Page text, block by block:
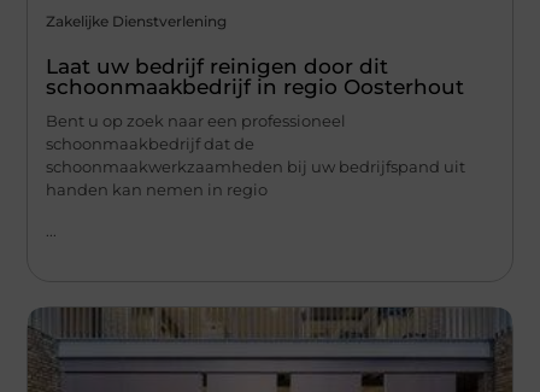
Zakelijke Dienstverlening
Laat uw bedrijf reinigen door dit
schoonmaakbedrijf in regio Oosterhout
Bent u op zoek naar een professioneel
schoonmaakbedrijf dat de
schoonmaakwerkzaamheden bij uw bedrijfspand uit
handen kan nemen in regio